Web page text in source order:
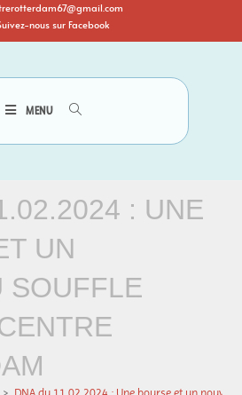
nous sur Facebook
MENU
: UNE
UN
SOUFFLE